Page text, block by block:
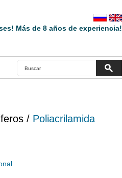
Más de 8 años de experiencia!
/ Poliacrilamida